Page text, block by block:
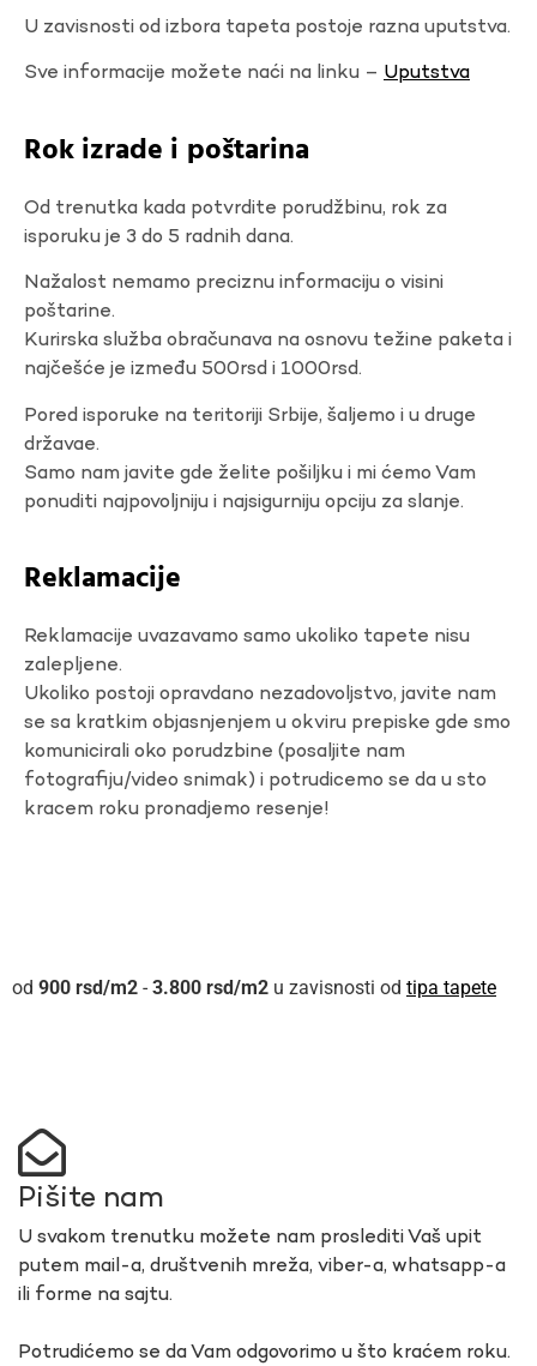
U zavisnosti od izbora tapeta postoje razna uputstva.
Sve informacije možete naći na linku – Uputstva
Rok izrade i poštarina
Od trenutka kada potvrdite porudžbinu, rok za
isporuku je 3 do 5 radnih dana.
Nažalost nemamo preciznu informaciju o visini
poštarine.
Kurirska služba obračunava na osnovu težine paketa i
najčešće je između 500rsd i 1000rsd.
Pored isporuke na teritoriji Srbije, šaljemo i u druge
državae.
Samo nam javite gde želite pošiljku i mi ćemo Vam
ponuditi najpovoljniju i najsigurniju opciju za slanje.
Reklamacije
Reklamacije uvazavamo samo ukoliko tapete nisu
zalepljene.
Ukoliko postoji opravdano nezadovoljstvo, javite nam
se sa kratkim objasnjenjem u okviru prepiske gde smo
komunicirali oko porudzbine (posaljite nam
fotografiju/video snimak) i potrudicemo se da u sto
kracem roku pronadjemo resenje!
900 rsd - 3.800 rsd u zavisnosti od tipa tapete
Pišite nam
U svakom trenutku možete nam proslediti Vaš upit
putem mail-a, društvenih mreža, viber-a, whatsapp-a
ili forme na sajtu.
Potrudićemo se da Vam odgovorimo u što kraćem roku.